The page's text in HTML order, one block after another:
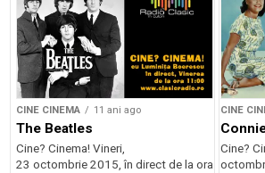
CINE CINEMA 11 ani ago
The Beatles
Cine? Cinema! Vineri,
23 octombrie 2015, în direct de la ora
CINE
Cine?